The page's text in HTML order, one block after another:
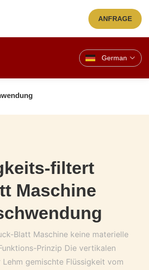
ANFRAGE
German
filtert
Maschine
Blatt Maschine keine materielle
Prinzip Die vertikalen
gemischte Flüssigkeit vom